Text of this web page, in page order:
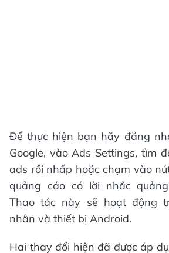
Để thực hiện bạn hãy đăng
Google, vào Ads Settings, tìm
ads rồi nhấp hoặc chạm vào
quảng cáo có lời nhắc
Thao tác này sẽ hoạt động
nhân và thiết bị Android.
Hai thay đổi hiện đã được áp